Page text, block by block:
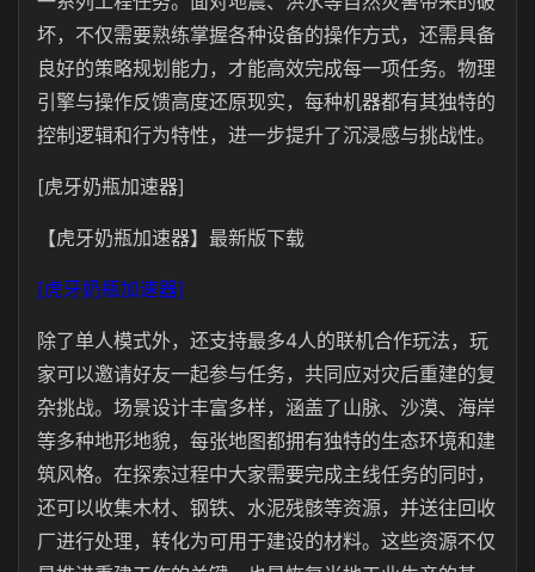
坏，不仅需要熟练掌握各种设备的操作方式，还需具备
良好的策略规划能力，才能高效完成每一项任务。物理
引擎与操作反馈高度还原现实，每种机器都有其独特的
控制逻辑和行为特性，进一步提升了沉浸感与挑战性。
[虎牙奶瓶加速器]
【虎牙奶瓶加速器】最新版下载
[虎牙奶瓶加速器]
除了单人模式外，还支持最多4人的联机合作玩法，玩
家可以邀请好友一起参与任务，共同应对灾后重建的复
杂挑战。场景设计丰富多样，涵盖了山脉、沙漠、海岸
等多种地形地貌，每张地图都拥有独特的生态环境和建
筑风格。在探索过程中大家需要完成主线任务的同时，
还可以收集木材、钢铁、水泥残骸等资源，并送往回收
厂进行处理，转化为可用于建设的材料。这些资源不仅